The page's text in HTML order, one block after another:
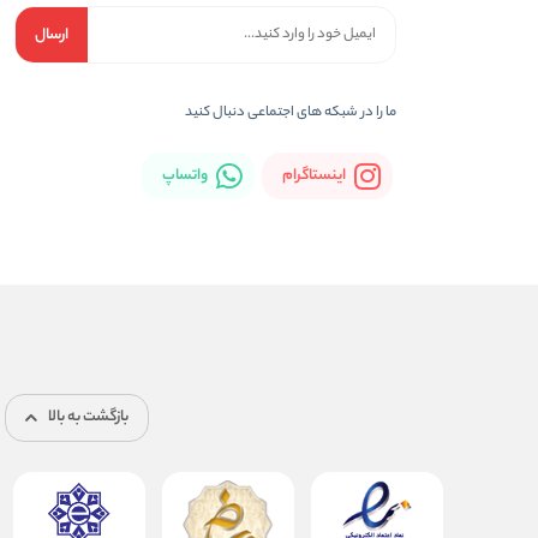
ارسال
ما را در شبکه های اجتماعی دنبال کنید
اینستاگرام واتساپ
بازگشت به بالا